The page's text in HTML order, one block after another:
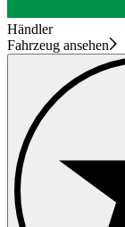
Händler
Fahrzeug ansehen